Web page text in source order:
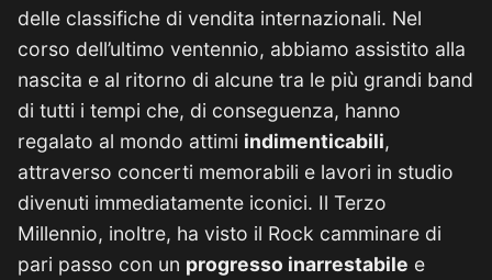
delle classifiche di vendita internazionali. Nel
corso dell’ultimo ventennio, abbiamo assistito alla
nascita e al ritorno di alcune tra le più grandi band
di tutti i tempi che, di conseguenza, hanno
regalato al mondo attimi indimenticabili,
attraverso concerti memorabili e lavori in studio
divenuti immediatamente iconici. Il Terzo
Millennio, inoltre, ha visto il Rock camminare di
pari passo con un progresso inarrestabile e